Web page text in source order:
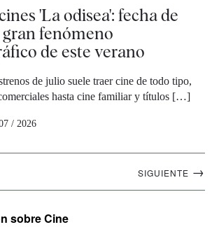
'La odisea': fecha de
fenómeno
de este verano
de julio suele traer cine de todo tipo,
hasta cine familiar y títulos […]
/ 2026
SIGUIENTE →
sobre Cine